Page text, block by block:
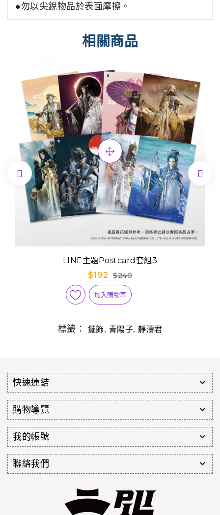
●勿以尖銳物品於表面摩擦。
相關商品
LINE主題Postcard套組3
$192
$240
加入購物車
 
標籤： 擺飾, 青陽子, 靜濤君
快速連結
購物導覽
我的帳號
聯絡我們